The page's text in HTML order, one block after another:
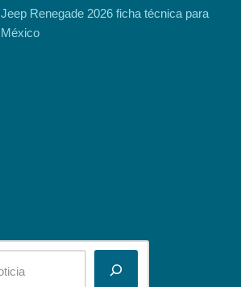
Jeep Renegade 2026 ficha técnica para
México